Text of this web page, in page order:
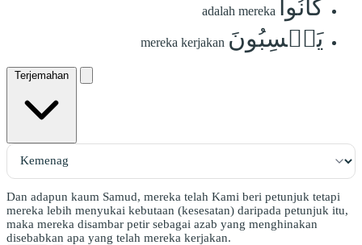
كَانُواْ adalah mereka
يَكۡسِبُونَ mereka kerjakan
Terjemahan
Dan adapun kaum Samud, mereka telah Kami beri petunjuk tetapi
mereka lebih menyukai kebutaan (kesesatan) daripada petunjuk itu,
maka mereka disambar petir sebagai azab yang menghinakan
disebabkan apa yang telah mereka kerjakan.